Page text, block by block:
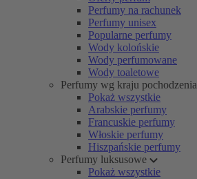
Perfumy na rachunek
Perfumy unisex
Popularne perfumy
Wody kolońskie
Wody perfumowane
Wody toaletowe
Perfumy wg kraju pochodzenia
Pokaż wszystkie
Arabskie perfumy
Francuskie perfumy
Włoskie perfumy
Hiszpańskie perfumy
Perfumy luksusowe
Pokaż wszystkie